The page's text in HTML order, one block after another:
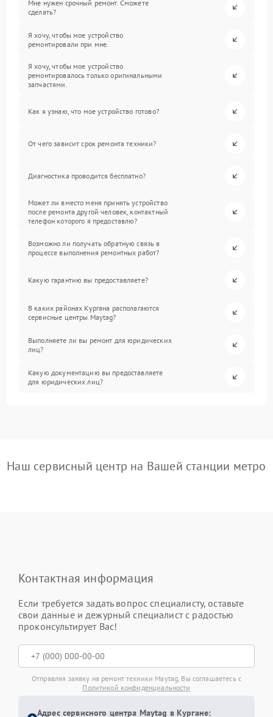
Мне нужен срочный ремонт. Сможете
сделать?
Я хочу, чтобы мое устройство
ремонтировали при мне.
Я хочу, чтобы мое устройство
ремонтировалось только оригинальными
запчастями.
Как я узнаю, что мое устройство готово?
От чего зависит срок ремонта техники?
Диагностика проводится бесплатно?
Может ли вместо меня принять устройство
после ремонта другой человек, контактный
телефон которого я предоставлю?
Возможно ли получать обратную связь в
процессе выполнения ремонтных работ?
Какую гарантию вы предоставляете?
В каких районах Кургана располагаются
сервисные центры Maytag?
Выполняете ли вы ремонт для юридических
лиц?
Какую документацию вы предоставляете
для юридических лиц?
Наш сервисный центр на Вашей станции метро
Контактная информация
Если требуется задать вопрос специалисту, оставьте
свои данные и дежурный специалист с радостью
проконсультирует Вас!
Отправляя заявку на ремонт техники Maytag, Вы соглашаетесь с
Политикой конфиденциальности
Адрес сервисного центра Maytag в Кургане: